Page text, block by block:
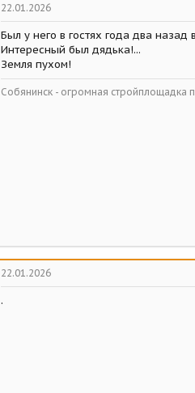
22.01.2026
Был у него в гостях года два назад
Интересный был дядька!...
Земля пухом!
Собянинск - огромная
22.01.2026
.